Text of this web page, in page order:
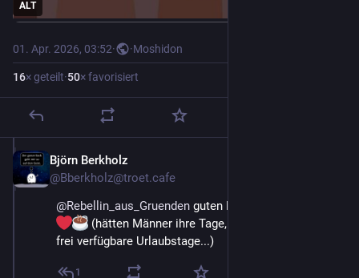
ALT
01. Apr. 2026, 03:52· ·Moshidon
16× geteilt·50× favorisiert
Björn Berkholz
@Bberkholz@troet.cafe
@Rebellin_aus_Gruenden guten Morgen Ramona
(hätten Männer ihre Tage, wären es schon lange
frei verfügbare Urlaubstage...)
1